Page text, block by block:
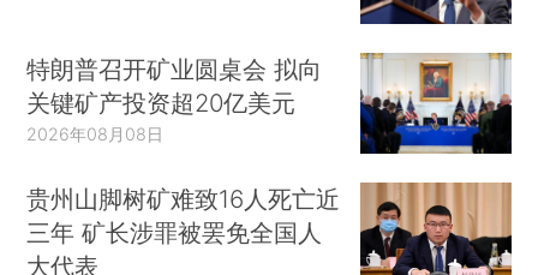
特朗普召开矿业圆桌会 拟向
关键矿产投资超20亿美元
2026年08月08日
贵州山脚树矿难致16人死亡近
三年 矿长涉罪被罢免全国人
大代表